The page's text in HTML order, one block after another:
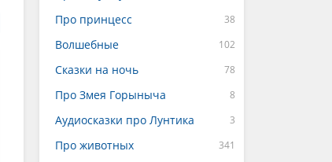
Про принцесс
Волшебные
Сказки на ночь
Про Змея Горыныча
Аудиосказки про Лунтика
Про животных